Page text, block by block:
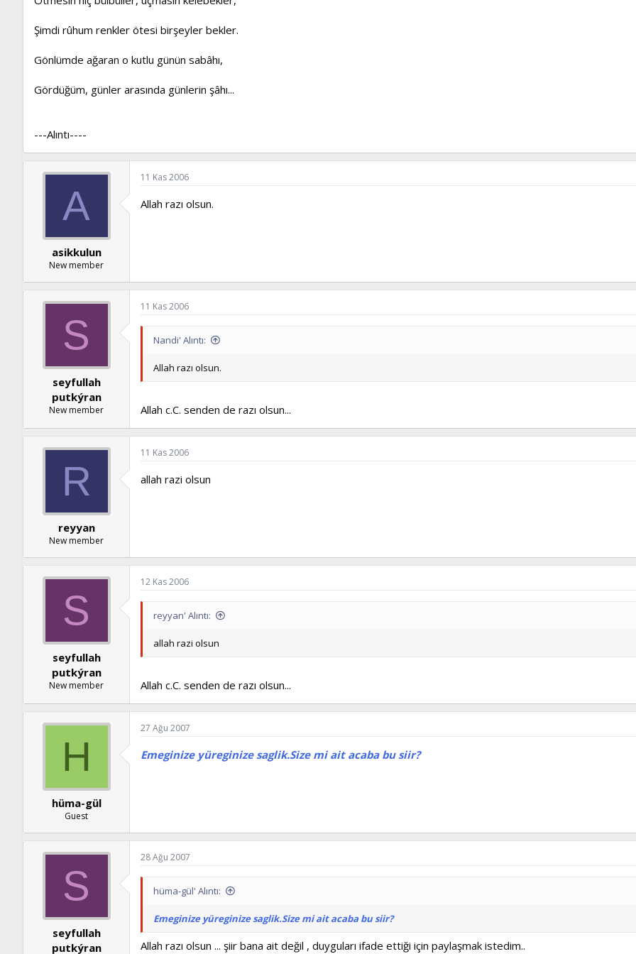
Şimdi rûhum renkler ötesi birşeyler bekler.
Gönlümde ağaran o kutlu günün sabâhı,
Gördüğüm, günler arasında günlerin şâhı...
---Alıntı----
A
asikkulun
New member
11 Kas 2006
Allah razı olsun.
S
seyfullah
putkýran
New member
11 Kas 2006
Nandi' Alıntı:
Allah razı olsun.
Allah c.C. senden de razı olsun...
R
reyyan
New member
11 Kas 2006
allah razi olsun
S
seyfullah
putkýran
New member
12 Kas 2006
reyyan' Alıntı:
allah razi olsun
Allah c.C. senden de razı olsun...
H
hüma-gül
Guest
27 Ağu 2007
Emeginize yüreginize saglik.Size mi ait acaba bu siir?
S
seyfullah
putkýran
28 Ağu 2007
hüma-gül' Alıntı:
Emeginize yüreginize saglik.Size mi ait acaba bu siir?
Allah razı olsun ... şiir bana ait değil , duyguları ifade ettiği için paylaşmak istedim..